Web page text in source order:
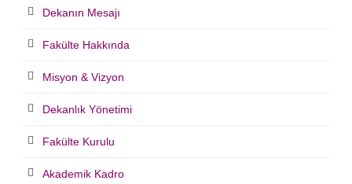
Dekanın Mesajı
Fakülte Hakkında
Misyon & Vizyon
Dekanlık Yönetimi
Fakülte Kurulu
Akademik Kadro